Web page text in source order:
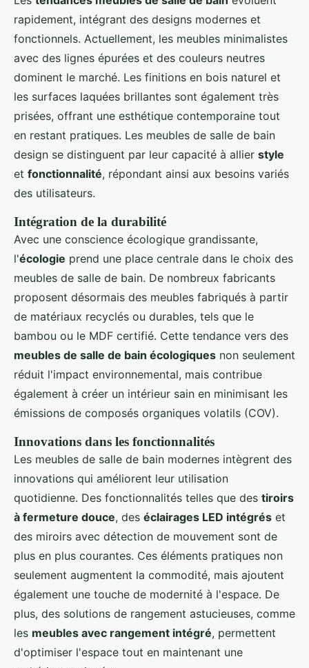
rapidement, intégrant des designs modernes et
fonctionnels. Actuellement, les meubles minimalistes
avec des lignes épurées et des couleurs neutres
dominent le marché. Les finitions en bois naturel et
les surfaces laquées brillantes sont également très
prisées, offrant une esthétique contemporaine tout
en restant pratiques. Les meubles de salle de bain
design se distinguent par leur capacité à allier style
et fonctionnalité, répondant ainsi aux besoins variés
des utilisateurs.
Intégration de la durabilité
Avec une conscience écologique grandissante,
l'écologie prend une place centrale dans le choix des
meubles de salle de bain. De nombreux fabricants
proposent désormais des meubles fabriqués à partir
de matériaux recyclés ou durables, tels que le
bambou ou le MDF certifié. Cette tendance vers des
meubles de salle de bain écologiques non seulement
réduit l'impact environnemental, mais contribue
également à créer un intérieur sain en minimisant les
émissions de composés organiques volatils (COV).
Innovations dans les fonctionnalités
Les meubles de salle de bain modernes intègrent des
innovations qui améliorent leur utilisation
quotidienne. Des fonctionnalités telles que des tiroirs
à fermeture douce, des éclairages LED intégrés et
des miroirs avec détection de mouvement sont de
plus en plus courantes. Ces éléments pratiques non
seulement augmentent la commodité, mais ajoutent
également une touche de modernité à l'espace. De
plus, des solutions de rangement astucieuses, comme
les meubles avec rangement intégré, permettent
d'optimiser l'espace tout en maintenant une